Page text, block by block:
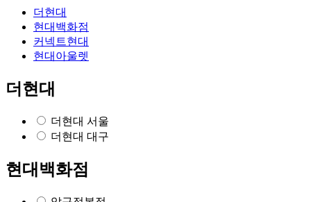
더현대
현대백화점
커넥트현대
현대아울렛
더현대
더현대 서울
더현대 대구
현대백화점